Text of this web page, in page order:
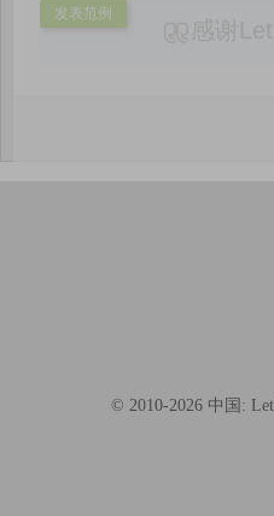
发表范例
感谢
效应及
论述逻
析及机
© 2010-2026 中国: